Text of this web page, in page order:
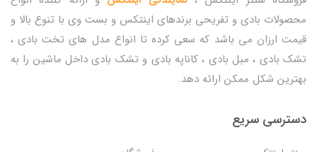
محصولات بادی و تفریحی برندهای اینتکس و بست وی با تنوع بالا و
قیمت ارزان می باشد که سعی کرده تا انواع مدل های تخت بادی ،
تشک بادی ، مبل بادی ، کاناپه بادی و تشک بادی داخل ماشین را به
بهترین شکل ممکن ارائه دهد.
دسترسی سریع